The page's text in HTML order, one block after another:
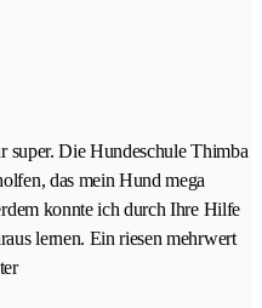
super. Die Hundeschule Thimba
das mein Hund mega
konnte ich durch Ihre Hilfe
lernen. Ein riesen mehrwert